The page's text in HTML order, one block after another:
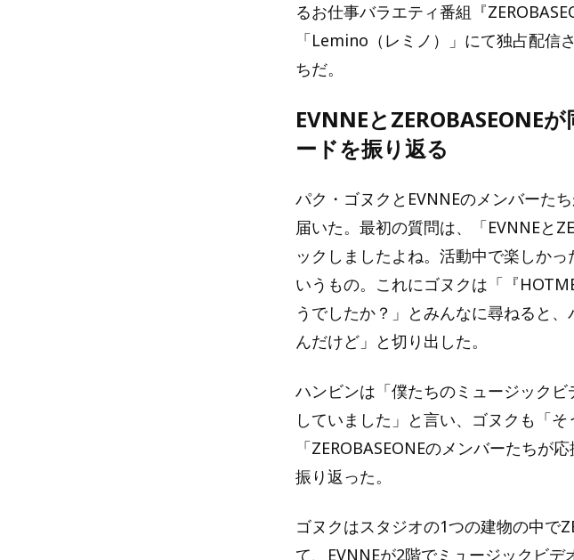
るお仕事バラエティ番組『
「Lemino（レミノ）」にて独占配信
ちだ。
EVNNEとZEROBASEONE
ードを振り返る
パク・ゴヌクとEVNNEのメンバーた
届いた。最初の質問は、「EVNNEと
ックしましたよね。活動中で楽しか
いうもの。これにゴヌクは「『
うでしたか？」とみんなに尋ねると
んだけど」と切り出した。
ハンビンは「僕たちのミュージックビ
していました」と言い、ゴヌクも「
「ZEROBASEONEのメンバーたちが
振り返った。
ゴヌクはスタジオの1つの建物の中で
て、EVNNEが2階でミュージックビ